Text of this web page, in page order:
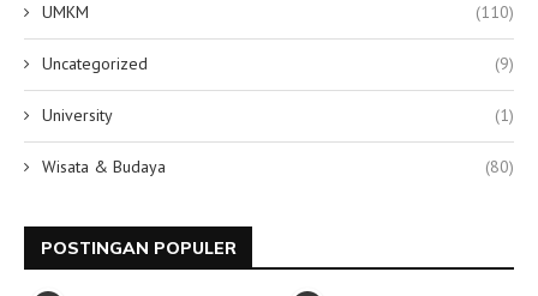
UMKM (110)
Uncategorized (9)
University (1)
Wisata & Budaya (80)
POSTINGAN POPULER